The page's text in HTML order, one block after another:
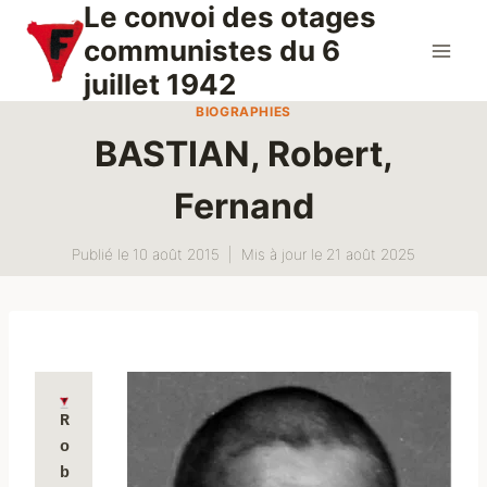
contenu
Le convoi des otages
communistes du 6
juillet 1942
BIOGRAPHIES
BASTIAN, Robert,
Fernand
Publié le 10 août 2015 Mis à jour le 21 août 2025
R
o
b